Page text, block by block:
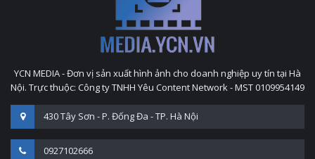
YCN MEDIA - Đơn vị sản xuất hình ảnh cho doanh nghiệp uy tín tại Hà
Nội. Trực thuộc: Công ty TNHH Yêu Content Network - MST 0109954149
430 Tây Sơn - P. Đống Đa - TP. Hà Nội
0927102666